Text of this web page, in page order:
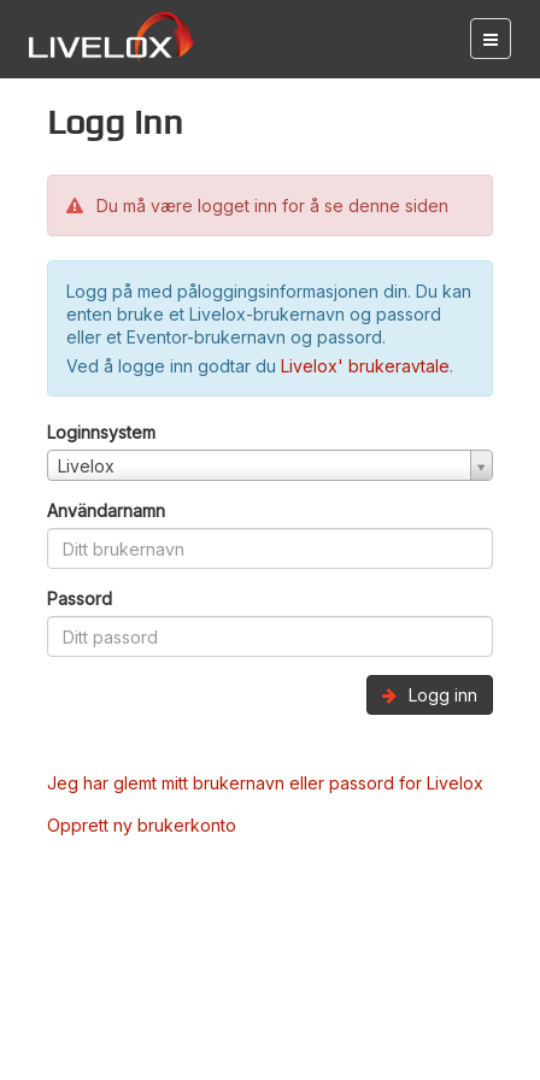
Logg inn
Du må være logget inn for å se denne siden
Logg på med påloggingsinformasjonen din. Du kan
enten bruke et Livelox-brukernavn og passord
eller et Eventor-brukernavn og passord.
Ved å logge inn godtar du Livelox' brukeravtale.
Loginnsystem
Livelox
Användarnamn
Passord
Logg inn
Jeg har glemt mitt brukernavn eller passord for Livelox
Opprett ny brukerkonto